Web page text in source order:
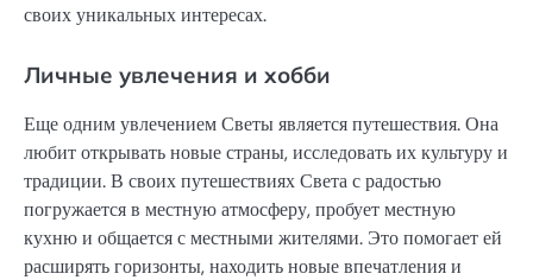
своих уникальных интересах.
Личные увлечения и хобби
Еще одним увлечением Светы является путешествия. Она
любит открывать новые страны, исследовать их культуру и
традиции. В своих путешествиях Света с радостью
погружается в местную атмосферу, пробует местную
кухню и общается с местными жителями. Это помогает ей
расширять горизонты, находить новые впечатления и